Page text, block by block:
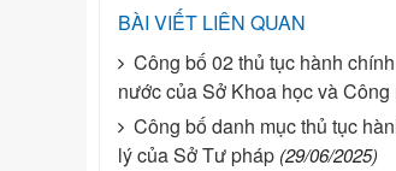
BÀI VIẾT LIÊN QUAN
Công bố 02 thủ tục hành
nước của Sở Khoa học và Công
Công bố danh mục thủ tục
lý của Sở Tư pháp (29/06/2025)